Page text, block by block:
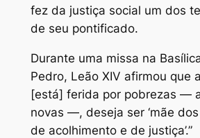
fez da justiça social um dos
de seu pontificado.
Durante uma missa na
Pedro, Leão XIV afirmou que
[está] ferida por pobrezas —
novas —, deseja ser ‘mãe
de acolhimento e de justiça’.”